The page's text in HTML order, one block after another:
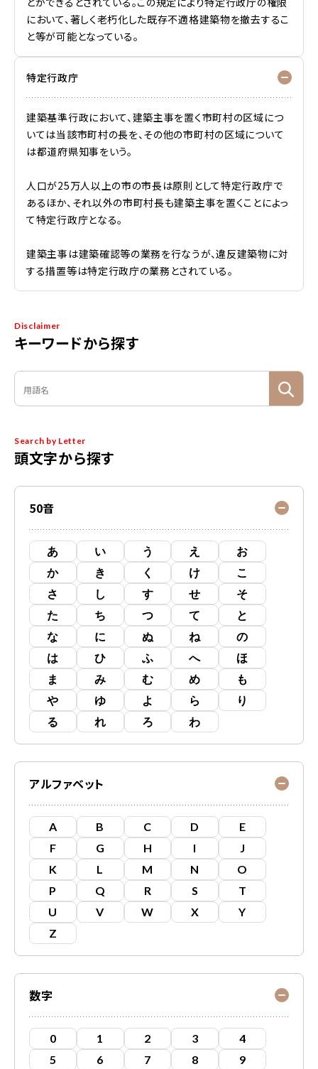
Disclaimer
キーワードから探す
Search by Letter
頭文字から探す
50音
あ い う え
お
か
き く け
こ
さ
し す せ
そ
た
ち つ て
と
な
に ぬ ね
の
は
ひ ふ へ
ほ
ま
み む め
も
や
ゆ よ ら
り
る
れ ろ わ
アルファベット
A B C D
E
F
G H I
J
K
L M N
O
P
Q R S
T
U
V W X
Y
Z
数字
0 1 2 3
4
5
6 7 8 9
において、著しく老朽化した既存不適格建築物を撤去するこ
と等が可能となっている。
特定行政庁
建築基準行政において、建築主事を置く市町村の区域につ
いては当該市町村の長を、その他の市町村の区域について
は都道府県知事をいう。
人口が25万人以上の市の市長は原則として特定行政庁で
あるほか、それ以外の市町村長も建築主事を置くことによっ
て特定行政庁となる。
建築主事は建築確認等の業務を行なうが、違反建築物に対
する措置等は特定行政庁の業務とされている。